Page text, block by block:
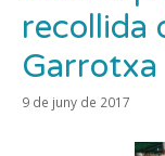
recollida
Garrotxa
9 de juny de 2017